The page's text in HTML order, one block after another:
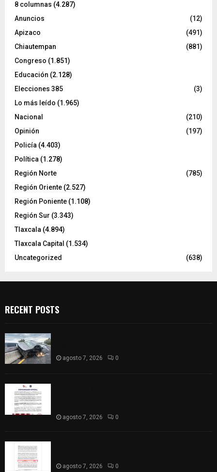
8 columnas (4.287)
Anuncios
(12)
Apizaco
(491)
Chiautempan
(881)
Congreso (1.851)
Educación (2.128)
Elecciones 385
(3)
Lo más leído (1.965)
Nacional
(210)
Opinión
(197)
Policía (4.403)
Política (1.278)
Región Norte
(785)
Región Oriente (2.527)
Región Poniente (1.108)
Región Sur (3.343)
Tlaxcala (4.894)
Tlaxcala Capital (1.534)
Uncategorized
(638)
RECENT POSTS
agosto 7, 2026 0
agosto 7, 2026 0
agosto 7, 2026 0